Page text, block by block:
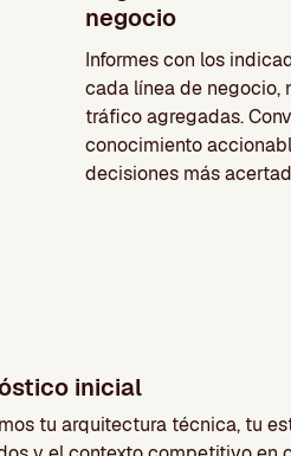
negocio
Informes con los
cada línea de negocio,
tráfico agregadas.
conocimiento
decisiones más
inicial
tu arquitectura técnica, tu